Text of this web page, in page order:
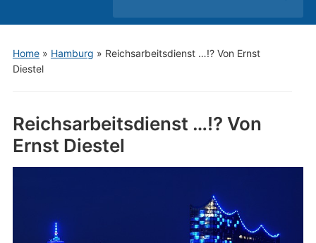
Home» Hamburg » Reichsarbeitsdienst …!? Von Ernst
Diestel
Reichsarbeitsdienst …!? Von
Ernst Diestel